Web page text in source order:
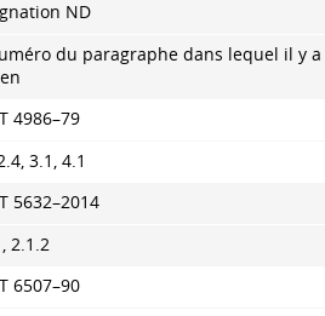
ND
du paragraphe dans lequel il y a
4986–79
3.1, 4.1
5632–2014
2.1.2
6507–90